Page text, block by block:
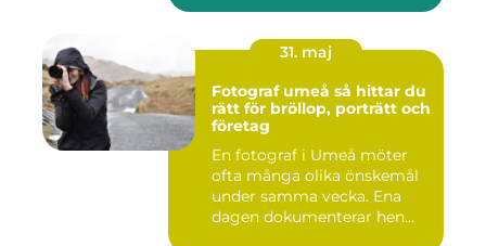
31. maj
Fotograf umeå så hittar du
rätt för bröllop, porträtt och
företag
En fotograf i Umeå möter
ofta många olika önskemål
under samma vecka. Ena
dagen dokumenterar hen